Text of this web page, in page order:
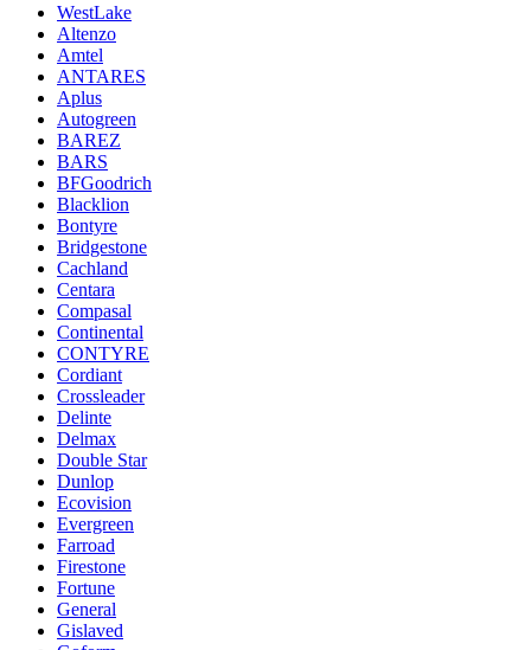
WestLake
Altenzo
Amtel
ANTARES
Aplus
Autogreen
BAREZ
BARS
BFGoodrich
Blacklion
Bontyre
Bridgestone
Cachland
Centara
Compasal
Continental
CONTYRE
Cordiant
Crossleader
Delinte
Delmax
Double Star
Dunlop
Ecovision
Evergreen
Farroad
Firestone
Fortune
General
Gislaved